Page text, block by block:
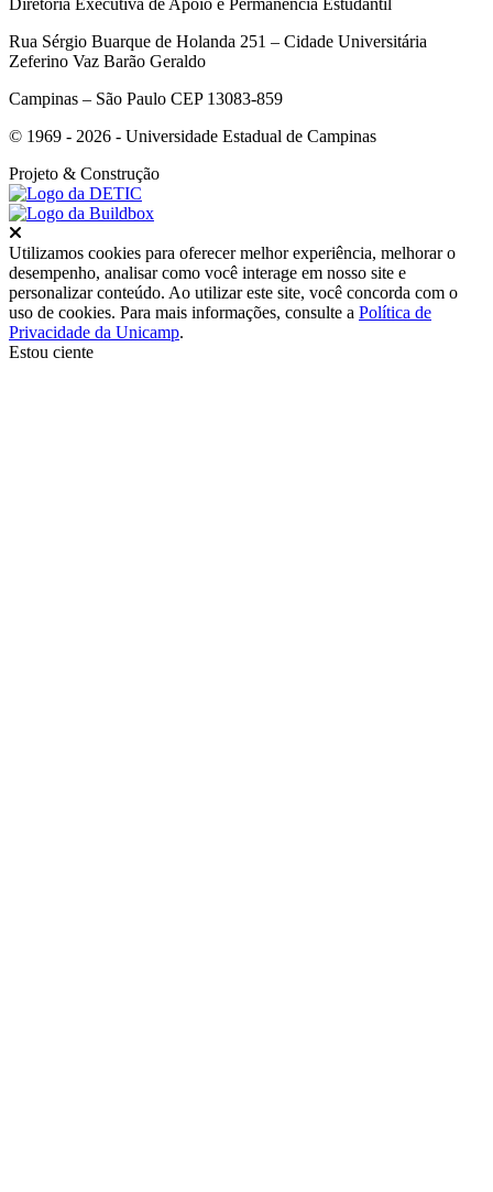
Rua Sérgio Buarque de Holanda 251 – Cidade Universitária
Zeferino Vaz Barão Geraldo
Campinas – São Paulo CEP 13083-859
© 1969 - 2026 - Universidade Estadual de Campinas
Projeto & Construção
Utilizamos cookies para oferecer melhor experiência, melhorar o
desempenho, analisar como você interage em nosso site e
personalizar conteúdo. Ao utilizar este site, você concorda com o
uso de cookies. Para mais informações, consulte a Política de
Privacidade da Unicamp.
Estou ciente